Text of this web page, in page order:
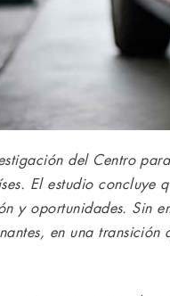
del Centro
El estudio concluye
y oportunidades. Sin
en una